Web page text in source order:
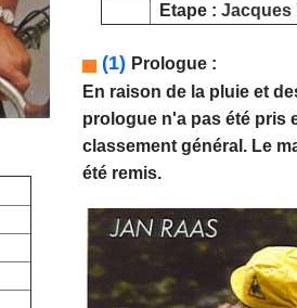
Etape : Jacques
(1) Prologue :
En raison de la pluie et
prologue n'a pas été pris
classement général. Le
été remis.